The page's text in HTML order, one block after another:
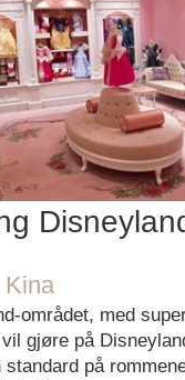
Kina
området, med
gjøre på
standard på